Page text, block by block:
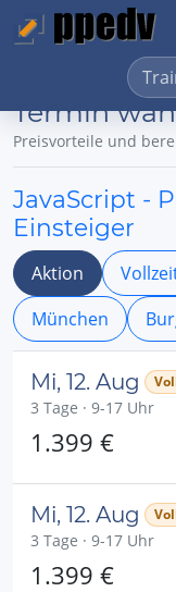
Termin
Preisvorteile und
JavaScript -
Einsteiger
Aktion
München
Mi, 12. Aug
3 Tage · 9-17 Uhr
1.399 €
Mi, 12. Aug
3 Tage · 9-17 Uhr
1.399 €